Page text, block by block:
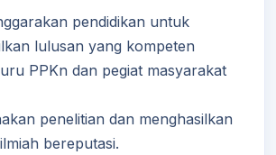
pendidikan untuk
lulusan yang kompeten
PPKn dan pegiat masyarakat
penelitian dan menghasilkan
bereputasi.